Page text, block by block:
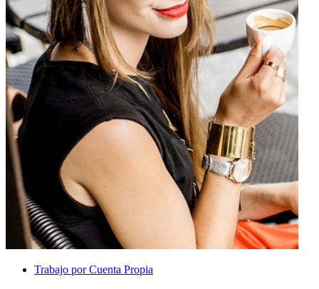
Trabajo por Cuenta Propia